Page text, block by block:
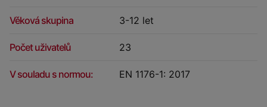
Věková skupina 3-12 let
Počet uživatelů 23
V souladu s normou: EN 1176-1: 2017